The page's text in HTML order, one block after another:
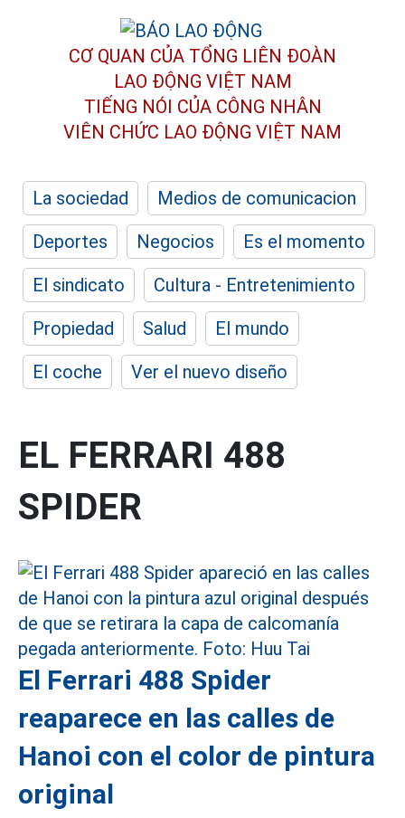
CƠ QUAN CỦA TỔNG LIÊN ĐOÀN
LAO ĐỘNG VIỆT NAM
TIẾNG NÓI CỦA CÔNG NHÂN
VIÊN CHỨC LAO ĐỘNG VIỆT NAM
La sociedad
Medios de comunicacion
Deportes
Negocios
Es el momento
El sindicato
Cultura - Entretenimiento
Propiedad
Salud
El mundo
El coche
Ver el nuevo diseño
EL FERRARI 488
SPIDER
El Ferrari 488 Spider
reaparece en las calles de
Hanoi con el color de pintura
original